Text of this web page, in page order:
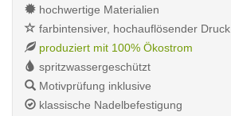
hochwertige Materialien
farbintensiver, hochauflösender Druck
produziert mit 100% Ökostrom
spritzwassergeschützt
Motivprüfung inklusive
klassische Nadelbefestigung